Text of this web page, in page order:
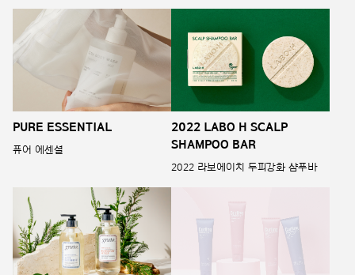
PURE ESSENTIAL
퓨어 에센셜
2022 LABO H SCALP
SHAMPOO BAR
2022 라보에이치 두피강화 샴푸바